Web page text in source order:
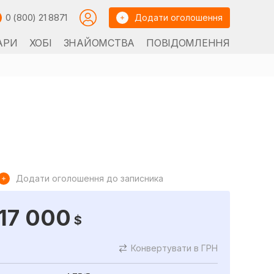
0 (800) 21 8871 Додати оголошення
ХОБІ ЗНАЙОМСТВА ПОВІДОМЛЕННЯ
Додати оголошення до записника
000 $
Конвертувати в ГРН